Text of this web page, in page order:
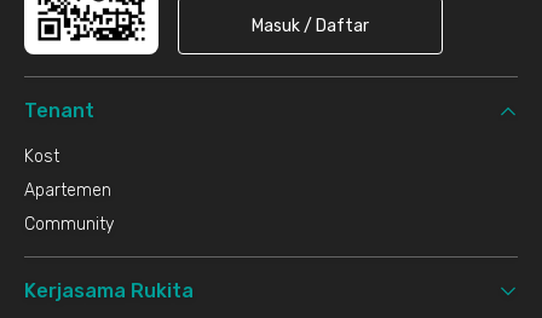
Masuk / Daftar
Tenant
Kost
Apartemen
Community
Kerjasama Rukita